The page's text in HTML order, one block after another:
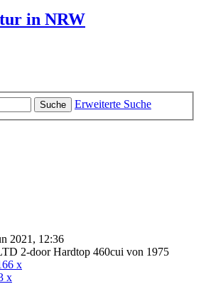
in NRW
Suche
Erweiterte Suche
2021, 12:36
2-door Hardtop 460cui von 1975
x
x